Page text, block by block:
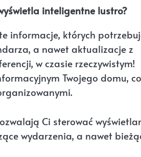
inteligentne lustro?
informacje, których
a nawet aktualizacje z
w czasie rzeczywistym!
Twojego domu, co
Ci sterować
wydarzenia, a nawet